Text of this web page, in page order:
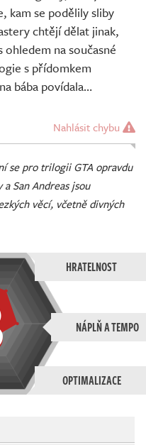
kam se podělily sliby
chtějí dělat jinak,
na současné
s přídomkem
bába povídala…
Nahlásit chybu
se pro trilogii GTA opravdu
San Andreas jsou
věcí, včetně divných
HRATELNOST
NÁPLŇ A TEMPO
OPTIMALIZACE